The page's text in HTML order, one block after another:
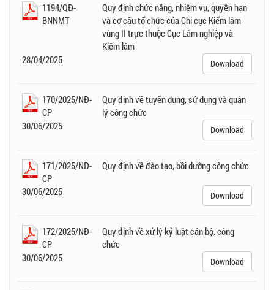
1194/QĐ-
BNNMT
Quy định chức năng, nhiệm vụ, quyền hạn
và cơ cấu tổ chức của Chi cục Kiểm lâm
vùng II trực thuộc Cục Lâm nghiệp và
Kiểm lâm
28/04/2025
Download
170/2025/NĐ-
CP
Quy định về tuyển dụng, sử dụng và quản
lý công chức
30/06/2025
Download
171/2025/NĐ-
CP
Quy định về đào tạo, bồi dưỡng công chức
30/06/2025 Download
172/2025/NĐ-
CP
Quy định về xử lý kỷ luật cán bộ, công
chức
30/06/2025
Download